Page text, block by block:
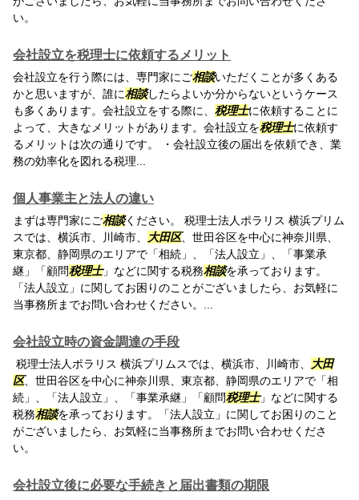
い。
会社設立を税理士に依頼するメリット
会社設立を行う際には、専門家にご相談いただくことが多くある
かと思いますが、誰に相談したらよいか分からないというケース
も多くあります。会社設立をする際に、 税理士に依頼することに
よって、大きなメリットがあります。会社設立を税理士に依頼す
るメリットは次の通りです。 ・会社設立後の届出を依頼でき、業
務の効率化を図れる税理...
個人事業主と法人の違い
まずは専門家にご相談ください。 税理士法人ポラリス 横浜プリム
スでは、横浜市、川崎市、
大田区、世田谷区を中心に神奈川県、
東京都、静岡県のエリアで「相続」、「法人設立」、「事業承
継」「顧問税理士」などに関する税務相談を承っております。
「法人設立」に関してお困りのことがございましたら、お気軽に
当事務所までお問い合わせください。...
会社設立時の資金調達の手段
税理士法人ポラリス 横浜プリムスでは、横浜市、川崎市、
大田
区、世田谷区を中心に神奈川県、東京都、静岡県のエリアで「相
続」、「法人設立」、「事業承継」「顧問税理士」などに関する
税務相談を承っております。「法人設立」に関してお困りのこと
がございましたら、お気軽に当事務所までお問い合わせくださ
い。
会社設立後に必要な手続きと届出書類の期限